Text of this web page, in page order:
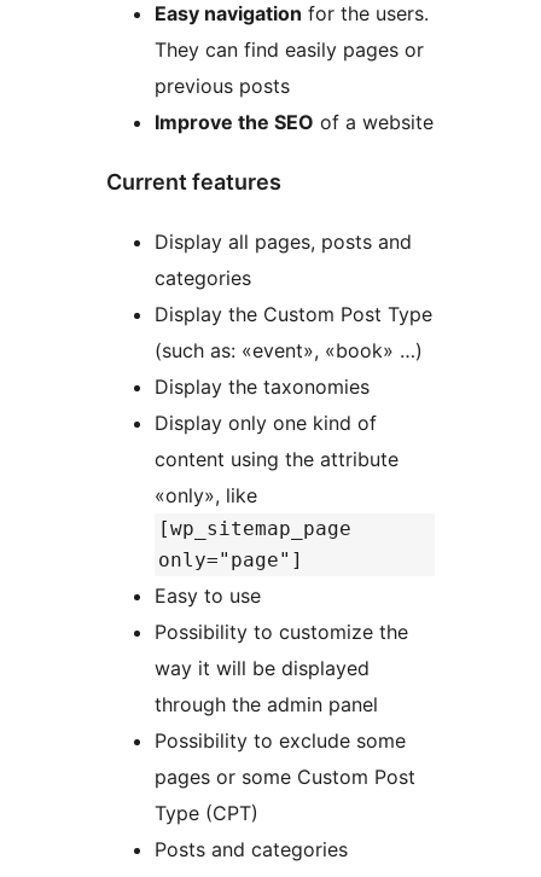
Easy navigation for the users.
They can find easily pages or
previous posts
Improve the SEO of a website
Current features
Display all pages, posts and
categories
Display the Custom Post Type
(such as: «event», «book» …)
Display the taxonomies
Display only one kind of
content using the attribute
«only», like
[wp_sitemap_page
only="page"]
Easy to use
Possibility to customize the
way it will be displayed
through the admin panel
Possibility to exclude some
pages or some Custom Post
Type (CPT)
Posts and categories